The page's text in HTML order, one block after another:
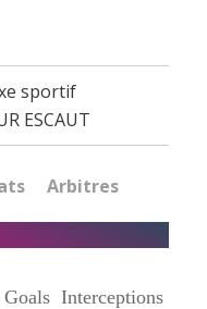
sportif
ESCAUT
Arbitres
Goals Interceptions